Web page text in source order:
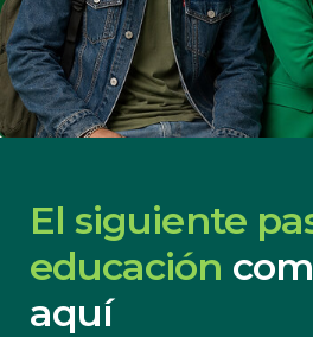
El siguiente
educación
aquí